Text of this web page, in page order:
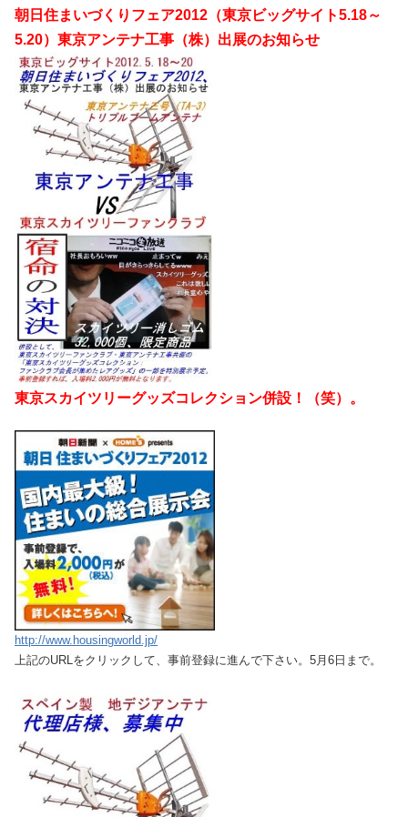
朝日住まいづくりフェア2012（東京ビッグサイト5.18～
5.20）東京アンテナ工事（株）出展のお知らせ
東京スカイツリーグッズコレクション併設！（笑）。
http://www.housingworld.jp/
上記のURLをクリックして、事前登録に進んで下さい。5月6日まで。